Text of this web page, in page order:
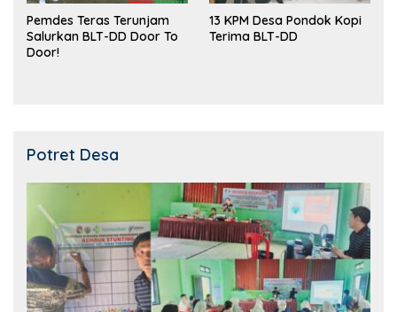
Pemdes Teras Terunjam
Salurkan BLT-DD Door To
Door!
13 KPM Desa Pondok Kopi
Terima BLT-DD
Potret Desa